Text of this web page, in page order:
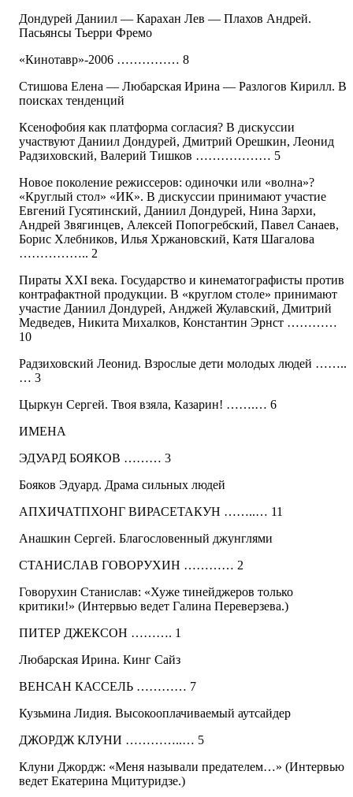
Дондурей Даниил — Карахан Лев — Плахов Андрей.
Пасьянсы Тьерри Фремо
«Кинотавр»-2006 …………… 8
Стишова Елена — Любарская Ирина — Разлогов Кирилл. В
поисках тенденций
Ксенофобия как платформа согласия? В дискуссии
участвуют Даниил Дондурей, Дмитрий Орешкин, Леонид
Радзиховский, Валерий Тишков ……………… 5
Новое поколение режиссеров: одиночки или «волна»?
«Круглый стол» «ИК». В дискуссии принимают участие
Евгений Гусятинский, Даниил Дондурей, Нина Зархи,
Андрей Звягинцев, Алексей Попогребский, Павел Санаев,
Борис Хлебников, Илья Хржановский, Катя Шагалова
…………….. 2
Пираты XXI века. Государство и кинематографисты против
контрафактной продукции. В «круглом столе» принимают
участие Даниил Дондурей, Анджей Жулавский, Дмитрий
Медведев, Никита Михалков, Константин Эрнст …………
10
Радзиховский Леонид. Взрослые дети молодых людей ……..
… 3
Цыркун Сергей. Твоя взяла, Казарин! …….… 6
ИМЕНА
ЭДУАРД БОЯКОВ ……… 3
Бояков Эдуард. Драма сильных людей
АПХИЧАТПХОНГ ВИРАСЕТАКУН ……..… 11
Анашкин Сергей. Благословенный джунглями
СТАНИСЛАВ ГОВОРУХИН ………… 2
Говорухин Станислав: «Хуже тинейджеров только
критики!» (Интервью ведет Галина Переверзева.)
ПИТЕР ДЖЕКСОН ………. 1
Любарская Ирина. Кинг Сайз
ВЕНСАН КАССЕЛЬ ………… 7
Кузьмина Лидия. Высокооплачиваемый аутсайдер
ДЖОРДЖ КЛУНИ …………..… 5
Клуни Джордж: «Меня называли предателем…» (Интервью
ведет Екатерина Мцитуридзе.)